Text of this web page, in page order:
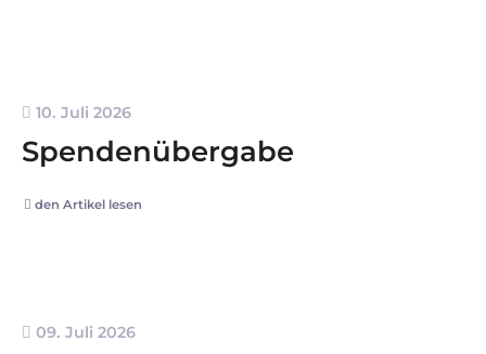
10. Juli 2026
Spendenübergabe
den Artikel lesen
09. Juli 2026